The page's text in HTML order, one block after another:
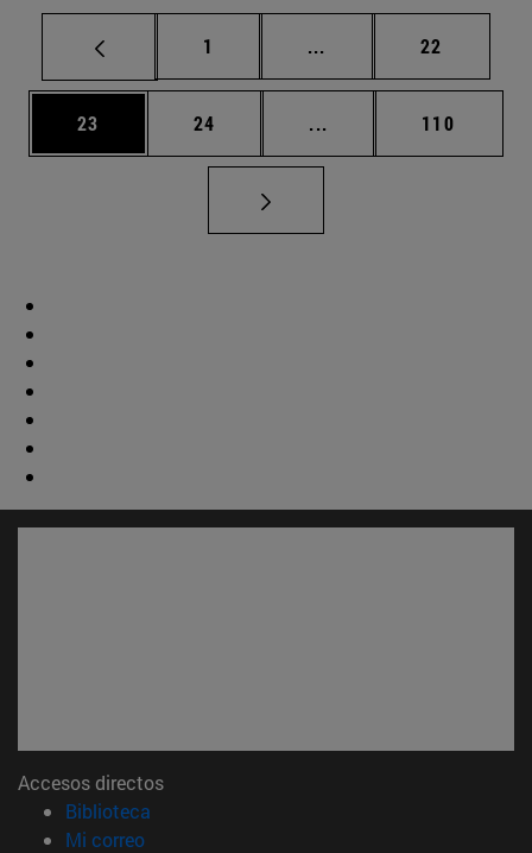
Página
1 ... Páginas intermedias
Página
22
Página
23 Página
24 ... Páginas intermedias
Página
110
Accesos directos
Biblioteca
Mi correo(abre en nueva ventana)